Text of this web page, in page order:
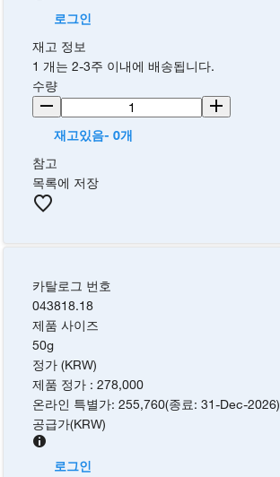
로그인
재고 정보
1 개는 2-3주 이내에 배송됩니다.
수량
재고있음- 0개
참고
목록에 저장
카탈로그 번호
043818.18
제품 사이즈
50g
정가 (KRW)
제품 정가 :278,000
온라인 특별가:255,760(종료:31-Dec-2026)
공급가(KRW)
로그인